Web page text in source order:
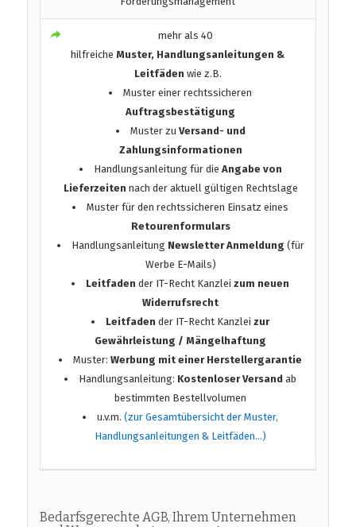
mehr als 40
hilfreicheMuster, Handlungsanleitungen &
Leitfäden wie z.B.
Muster einer rechtssicheren
Auftragsbestätigung
Muster zu Versand- und
Zahlungsinformationen
Handlungsanleitung für die Angabe von
Lieferzeiten nach der aktuell gültigen Rechtslage
Muster für den rechtssicheren Einsatz eines
Retourenformulars
Handlungsanleitung Newsletter Anmeldung (für
Werbe E-Mails)
Leitfaden der IT-Recht Kanzleizum neuen
Widerrufsrecht
Leitfaden der IT-Recht Kanzleizur
Gewährleistung / Mängelhaftung
Muster:Werbung mit einer Herstellergarantie
Handlungsanleitung: Kostenloser Versand ab
bestimmten Bestellvolumen
u.v.m.(zur Gesamtübersicht der Muster,
Handlungsanleitungen & Leitfäden…)
Bedarfsgerechte AGB, Ihrem Unternehmen